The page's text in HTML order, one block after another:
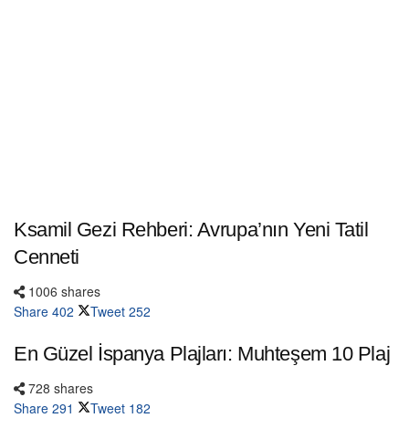
Ksamil Gezi Rehberi: Avrupa’nın Yeni Tatil
Cenneti
1006 shares
Share 402 Tweet 252
En Güzel İspanya Plajları: Muhteşem 10 Plaj
728 shares
Share 291 Tweet 182